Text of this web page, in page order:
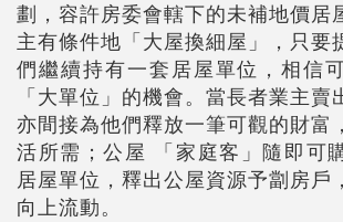
劃，容許房委會轄下的未補地價居
主有條件地「大屋換細屋」，只要
們繼續持有一套居屋單位，相信
「大單位」的機會。當長者業主賣
亦間接為他們釋放一筆可觀的財富
活所需；公屋 「家庭客」隨即可
居屋單位，釋出公屋資源予劏房戶
向上流動。